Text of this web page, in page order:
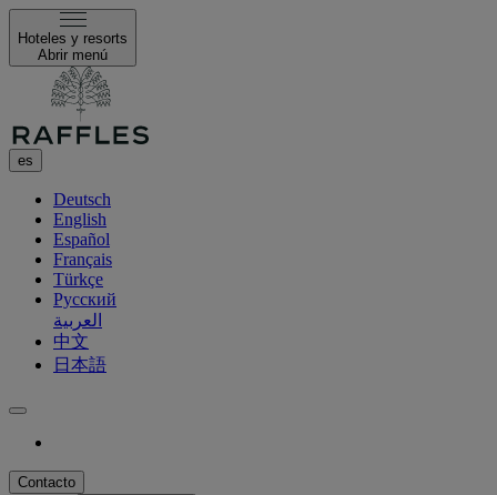
Hoteles y resorts
Abrir menú
es
Deutsch
English
Español
Français
Türkçe
Русский
العربية
中文
日本語
Contacto